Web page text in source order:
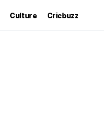
Culture Cricbuzz